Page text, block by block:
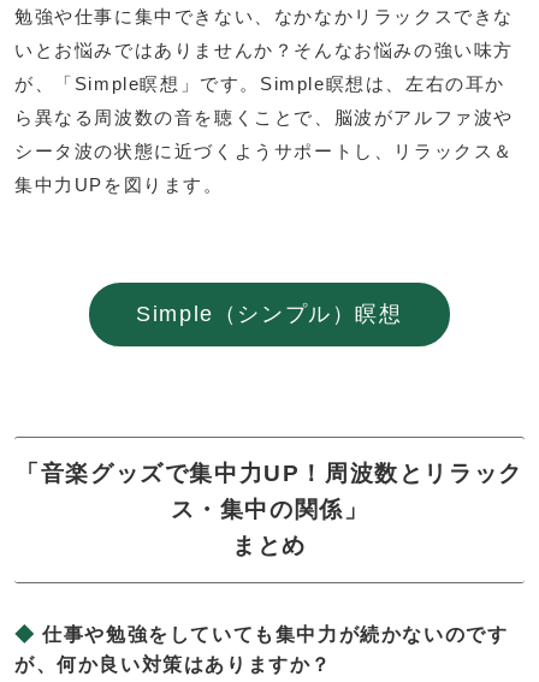
勉強や仕事に集中できない、なかなかリラックスできな
いとお悩みではありませんか？そんなお悩みの強い味方
が、「Simple瞑想」です。Simple瞑想は、左右の耳か
ら異なる周波数の音を聴くことで、脳波がアルファ波や
シータ波の状態に近づくようサポートし、リラックス＆
集中力UPを図ります。
Simple（シンプル）瞑想
「音楽グッズで集中力UP！周波数とリラック
ス・集中の関係」
まとめ
仕事や勉強をしていても集中力が続かないのです
が、何か良い対策はありますか？